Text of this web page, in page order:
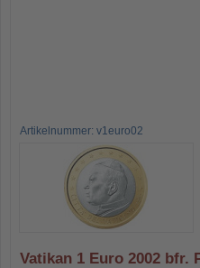
Artikelnummer: v1euro02
Vatikan 1 Euro 2002 bfr.